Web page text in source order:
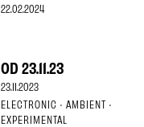
22.02.2024
OD 23.11.23
23.11.2023
ELECTRONIC · AMBIENT ·
EXPERIMENTAL